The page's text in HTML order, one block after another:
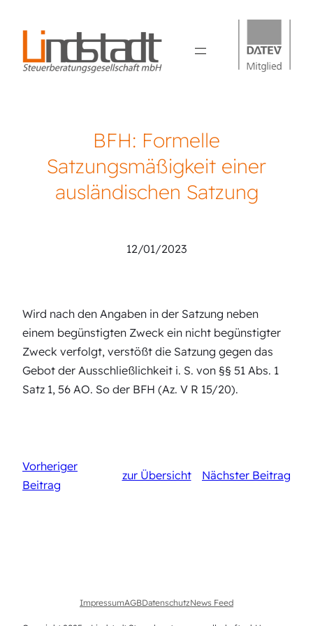
BFH: Formelle
Satzungsmäßigkeit einer
ausländischen Satzung
12/01/2023
Wird nach den Angaben in der Satzung neben
einem begünstigten Zweck ein nicht begünstigter
Zweck verfolgt, verstößt die Satzung gegen das
Gebot der Ausschließlichkeit i. S. von §§ 51 Abs. 1
Satz 1, 56 AO. So der BFH (Az. V R 15/20).
Vorheriger
Beitrag
zur Übersicht Nächster Beitrag
ImpressumAGBDatenschutzNews Feed